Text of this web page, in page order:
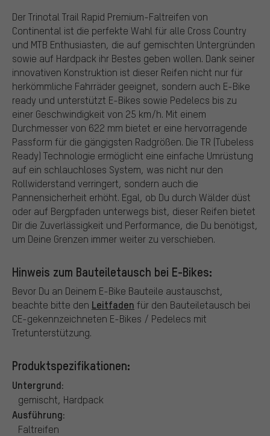
Der Trinotal Trail Rapid Premium-Faltreifen von
Continental ist die perfekte Wahl für alle Cross Country
und MTB Enthusiasten, die auf gemischten Untergründen
sowie auf Hardpack ihr Bestes geben wollen. Dank seiner
innovativen Konstruktion ist dieser Reifen nicht nur für
herkömmliche Fahrräder geeignet, sondern auch E-Bike
ready und unterstützt E-Bikes sowie Pedelecs bis zu
einer Geschwindigkeit von 25 km/h. Mit einem
Durchmesser von 622 mm bietet er eine hervorragende
Passform für die gängigsten Radgrößen. Die TR (Tubeless
Ready) Technologie ermöglicht eine einfache Umrüstung
auf ein schlauchloses System, was nicht nur den
Rollwiderstand verringert, sondern auch die
Pannensicherheit erhöht. Egal, ob Du durch Wälder düst
oder auf Bergpfaden unterwegs bist, dieser Reifen bietet
Dir die Zuverlässigkeit und Performance, die Du benötigst,
um Deine Grenzen immer weiter zu verschieben.
Hinweis zum Bauteiletausch bei E-Bikes:
Bevor Du an Deinem E-Bike Bauteile austauschst,
beachte bitte den Leitfaden für den Bauteiletausch bei
CE-gekennzeichneten E-Bikes / Pedelecs mit
Tretunterstützung.
Produktspezifikationen:
Untergrund:
gemischt, Hardpack
Ausführung:
Faltreifen